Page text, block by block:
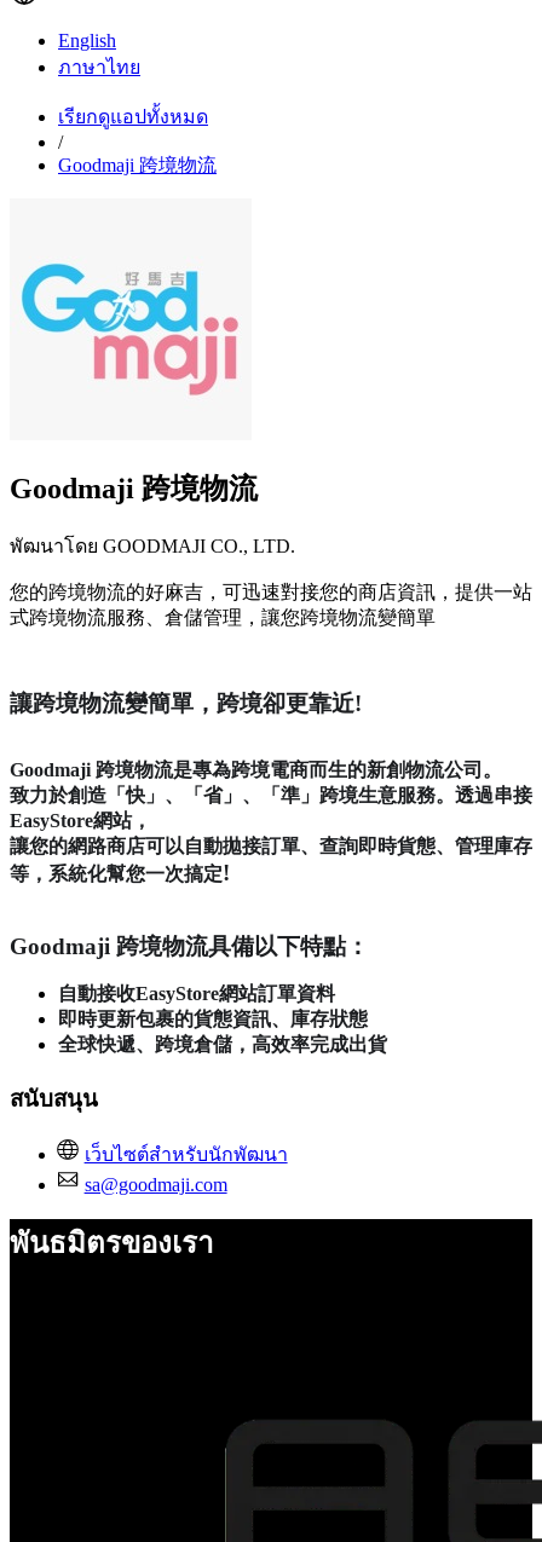
English
ภาษาไทย
เรียกดูแอปทั้งหมด
/
Goodmaji 跨境物流
Goodmaji 跨境物流
พัฒนาโดย GOODMAJI CO., LTD.
您的跨境物流的好麻吉，可迅速對接您的商店資訊，提供一站
式跨境物流服務、倉儲管理，讓您跨境物流變簡單
讓跨境物流變簡單，跨境卻更靠近!
Goodmaji 跨境物流是專為跨境電商而生的新創物流公司。
致力於創造「快」、
「 省」、「準」跨境生意服務。透過串接
EasyStore網站，
讓您的網路商店可以自動拋接訂單、查詢即時貨態、 管理庫存
等，系統化幫您一次搞定!
Goodmaji 跨境物流具備以下特點：
自動接收EasyStore網站訂單資料
即時更新包裹的貨態資訊、庫存狀態
全球快遞、跨境倉儲，高效率完成出貨
สนับสนุน
เว็บไซต์สำหรับนักพัฒนา
sa@goodmaji.com
พันธมิตรของเรา